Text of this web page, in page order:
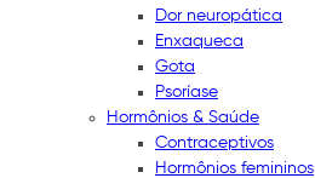
Dor neuropática
Enxaqueca
Gota
Psoríase
Hormônios & Saúde
Contraceptivos
Hormônios femininos